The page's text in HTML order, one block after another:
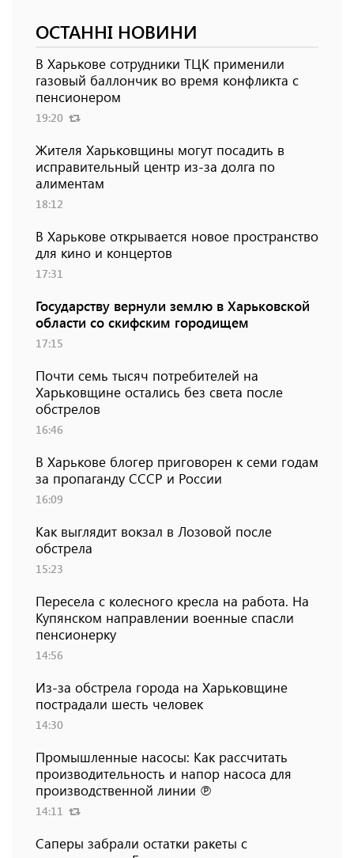
ОСТАННІ НОВИНИ
В Харькове сотрудники ТЦК применили
газовый баллончик во время конфликта с
пенсионером
19:20
Жителя Харьковщины могут посадить в
исправительный центр из-за долга по
алиментам
18:12
В Харькове открывается новое пространство
для кино и концертов
17:31
Государству вернули землю в Харьковской
области со скифским городищем
17:15
Почти семь тысяч потребителей на
Харьковщине остались без света после
обстрелов
16:46
В Харькове блогер приговорен к семи годам
за пропаганду СССР и России
16:09
Как выглядит вокзал в Лозовой после
обстрела
15:23
Пересела с колесного кресла на работа. На
Купянском направлении военные спасли
пенсионерку
14:56
Из-за обстрела города на Харьковщине
пострадали шесть человек
14:30
Промышленные насосы: Как рассчитать
производительность и напор насоса для
производственной линии ℗
14:11
Саперы забрали остатки ракеты с